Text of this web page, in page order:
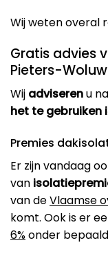
Wij weten overal
Gratis advies
Pieters-
Wij adviserenu
het te
Premies
Er zijn vandaag
van
van deVlaamse
komt. Ook is er
6%onder